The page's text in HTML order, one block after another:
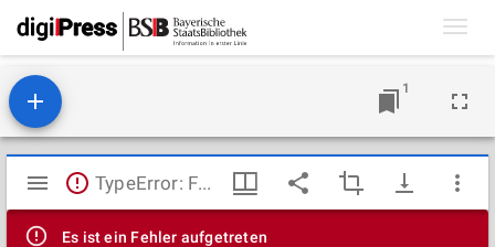
1
Mirador
Viewer
TypeError: Failed to fetch
Es ist ein Fehler aufgetreten